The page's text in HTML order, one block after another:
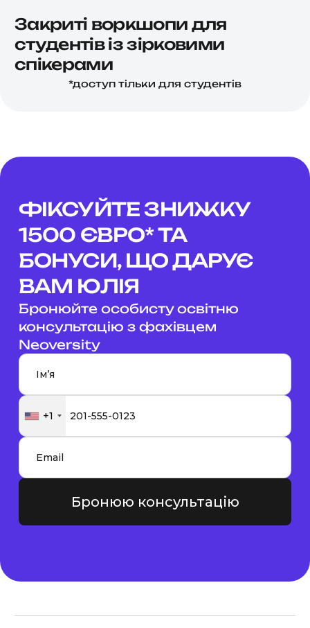
Закриті воркшопи для
студентів із зірковими
спікерами
*доступ тільки для студентів
ФІКСУЙТЕ ЗНИЖКУ
1500 ЄВРО* ТА
БОНУСИ, ЩО ДАРУЄ
ВАМ ЮЛІЯ
Бронюйте особисту освітню
консультацію з фахівцем
Neoversity
+1
Бронюю консультацію